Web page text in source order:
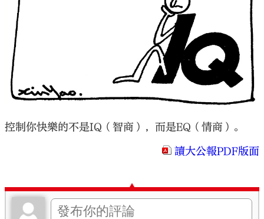
控制你快樂的不是IQ（智商），而是EQ（情商）。
讀大公報PDF版面